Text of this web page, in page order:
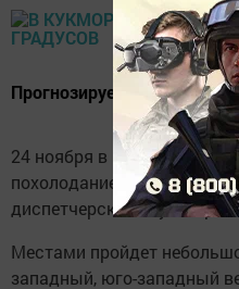
Прогнозируется ветер
24 ноября в Кукморском
похолодание. Об этом
диспетчерская служба
Местами пройдет
западный, юго-западный